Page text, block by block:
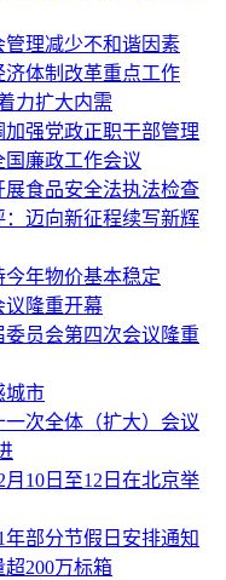
理减少不和谐因素
济体制改革重点工作
力扩大内需
强党政正职干部管理
国廉政工作会议
食品安全法执法检查
迈向新征程续写新辉
年物价基本稳定
议隆重开幕
员会第四次会议隆重
城市
次全体（扩大）会议
10日至12日在北京举
年部分节假日安排通知
200万标箱